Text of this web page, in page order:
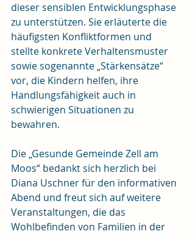
dieser sensiblen Entwicklungsphase
zu unterstützen. Sie erläuterte die
häufigsten Konfliktformen und
stellte konkrete Verhaltensmuster
sowie sogenannte „Stärkensätze“
vor, die Kindern helfen, ihre
Handlungsfähigkeit auch in
schwierigen Situationen zu
bewahren.
Die „Gesunde Gemeinde Zell am
Moos“ bedankt sich herzlich bei
Diana Uschner für den informativen
Abend und freut sich auf weitere
Veranstaltungen, die das
Wohlbefinden von Familien in der